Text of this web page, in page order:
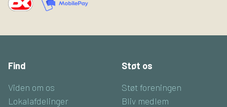
Find
Viden om os
Lokalafdelinger
Støt os
Støt foreningen
Bliv medlem